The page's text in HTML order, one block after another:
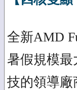
全新AMD
暑假規模
技的領導廠